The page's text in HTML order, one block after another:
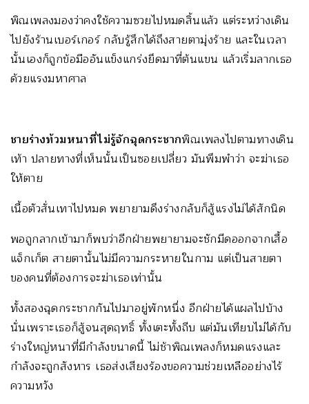
พิณเพลงมองว่าคงใช้ความซวยไปหมดสิ้นแล้ว แต่ระหว่างเดิน
ไปยังร้านเบอร์เกอร์ กลับรู้สึกได้ถึงสายตามุ่งร้าย และในเวลา
นั้นเองก็ถูกข้อมืออันแข็งแกร่งยึดมาที่ต้นแขน แล้วเริ่มลากเธอ
ด้วยแรงมหาศาล
ชายร่างท้วมหนาที่ไม่รู้จักฉุดกระชากพิณเพลงไปตามทางเดิน
เท้า ปลายทางที่เห็นนั้นเป็นซอยเปลี่ยว มันพึมพำว่า จะฆ่าเธอ
ให้ตาย
เนื้อตัวสั่นเทาไปหมด พยายามดึงร่างกลับก็สู้แรงไม่ได้สักนิด
พอถูกลากเข้ามาก็พบว่าอีกฝ่ายพยายามจะชักมีดออกจากเสื้อ
แจ็กเก็ต สายตานั้นไม่มีความกระหายในกาม แต่เป็นสายตา
ของคนที่ต้องการจะฆ่าเธอเท่านั้น
ทั้งสองฉุดกระชากกันไปมาอยู่พักหนึ่ง อีกฝ่ายได้แผลไปบ้าง
นั่นเพราะเธอก็สู้จนสุดฤทธิ์ ทั้งเตะทั้งถีบ แต่มันเทียบไม่ได้กับ
ร่างใหญ่หนาที่มีกำลังขนาดนี้ ไม่ช้าพิณเพลงก็หมดแรงและ
กำลังจะถูกสังหาร เธอส่งเสียงร้องขอความช่วยเหลืออย่างไร้
ความหวัง